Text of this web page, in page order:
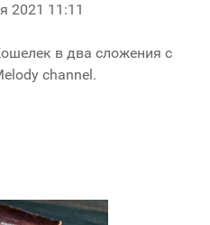
2021 11:11
в два сложения с
channel.